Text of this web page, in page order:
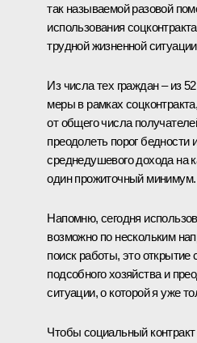
так называемой разовой
использования
трудной жизненной
Из числа тех граждан – из
меры в рамках
от общего числа
преодолеть порог бедности
среднедушевого дохода на
один прожиточный минимум.
Напомню, сегодня
возможно по нескольким
поиск работы, это открытие
подсобного хозяйства и
ситуации, о которой я уже
Чтобы социальный